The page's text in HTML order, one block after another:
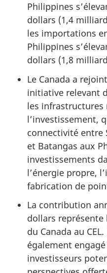
Philippines
dollars (1,4
les importations
Philippines
dollars (1,8
Le Canada a
initiative relevant
les infrastructures
l’investissement,
connectivité entre
et Batangas aux
investissements
l’énergie propre,
fabrication de
La contribution
dollars
du Canada au
également
investisseurs